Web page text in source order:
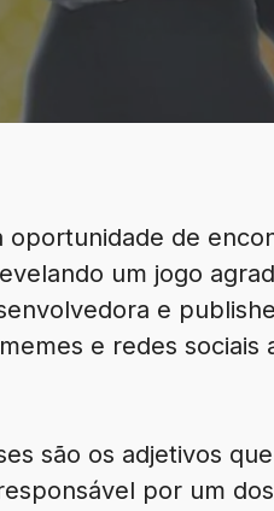
de
um jogo
e
e redes sociais
são os adjetivos
por um